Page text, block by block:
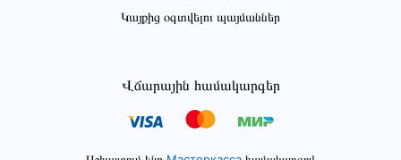
Կայքից օգտվելու պայմաններ
Վճարային համակարգեր